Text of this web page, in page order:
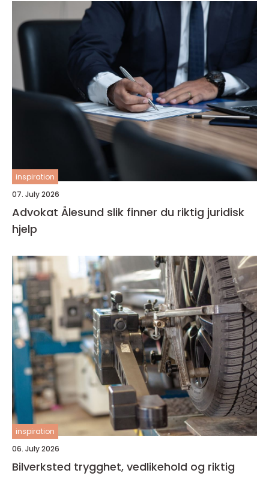
inspiration
07. July 2026
Advokat Ålesund slik finner du riktig juridisk
hjelp
inspiration
06. July 2026
Bilverksted trygghet, vedlikehold og riktig